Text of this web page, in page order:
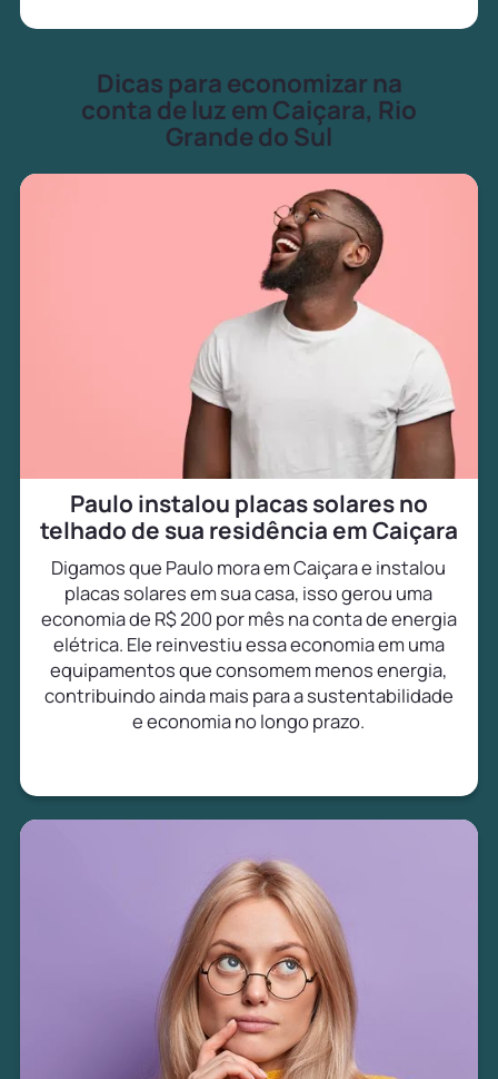
Dicas para economizar na
conta de luz em Caiçara, Rio
Grande do Sul
Paulo instalou placas solares no
telhado de sua residência em Caiçara
Digamos que Paulo mora em Caiçara e instalou
placas solares em sua casa, isso gerou uma
economia de R$ 200 por mês na conta de energia
elétrica. Ele reinvestiu essa economia em uma
equipamentos que consomem menos energia,
contribuindo ainda mais para a sustentabilidade
e economia no longo prazo.